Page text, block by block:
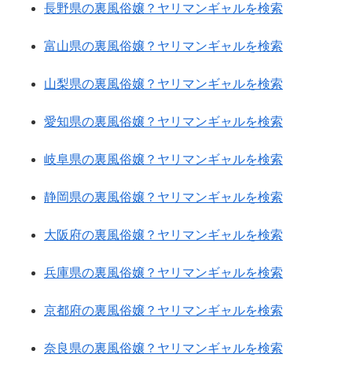
長野県の裏風俗嬢？ヤリマンギャルを検索
富山県の裏風俗嬢？ヤリマンギャルを検索
山梨県の裏風俗嬢？ヤリマンギャルを検索
愛知県の裏風俗嬢？ヤリマンギャルを検索
岐阜県の裏風俗嬢？ヤリマンギャルを検索
静岡県の裏風俗嬢？ヤリマンギャルを検索
大阪府の裏風俗嬢？ヤリマンギャルを検索
兵庫県の裏風俗嬢？ヤリマンギャルを検索
京都府の裏風俗嬢？ヤリマンギャルを検索
奈良県の裏風俗嬢？ヤリマンギャルを検索